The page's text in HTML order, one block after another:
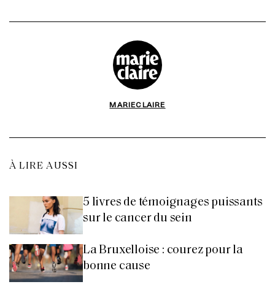
MARIECLAIRE
À LIRE AUSSI
5 livres de témoignages puissants
sur le cancer du sein
La Bruxelloise : courez pour la
bonne cause